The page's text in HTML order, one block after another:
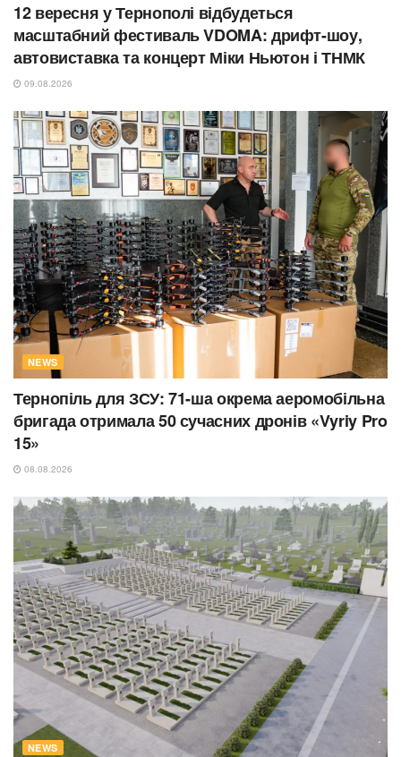
12 вересня у Тернополі відбудеться
масштабний фестиваль VDOMA: дрифт-шоу,
автовиставка та концерт Міки Ньютон і ТНМК
09.08.2026
NEWS
Тернопіль для ЗСУ: 71-ша окрема аеромобільна
бригада отримала 50 сучасних дронів «Vyriy Pro
15»
08.08.2026
NEWS